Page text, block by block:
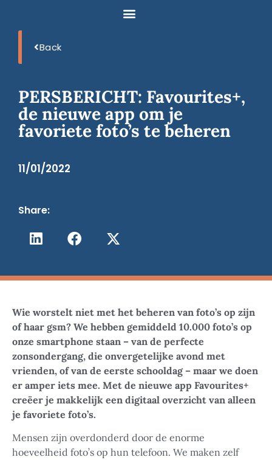
Back
PERSBERICHT: Favourites+,
de nieuwe app om je
favoriete foto’s te beheren
11/01/2022
Share:
Wie worstelt niet met het beheren van foto’s op zijn
of haar gsm? We hebben gemiddeld 10.000 foto’s op
onze smartphone staan – van de perfecte
zonsondergang, die onvergetelijke avond met
vrienden, of van de eerste schooldag – maar we doen
er amper iets mee. Met de nieuwe app Favourites+
creëer je makkelijk een digitaal overzicht van alleen
je favoriete foto’s.
Mensen zijn overdonderd door de enorme
hoeveelheid foto’s op hun telefoon. We maken zelf